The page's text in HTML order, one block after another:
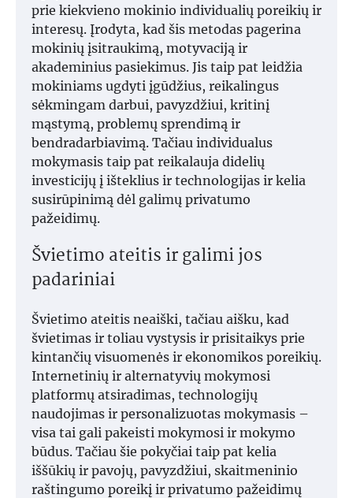
prie kiekvieno mokinio individualių poreikių ir
interesų. Įrodyta, kad šis metodas pagerina
mokinių įsitraukimą, motyvaciją ir
akademinius pasiekimus. Jis taip pat leidžia
mokiniams ugdyti įgūdžius, reikalingus
sėkmingam darbui, pavyzdžiui, kritinį
mąstymą, problemų sprendimą ir
bendradarbiavimą. Tačiau individualus
mokymasis taip pat reikalauja didelių
investicijų į išteklius ir technologijas ir kelia
susirūpinimą dėl galimų privatumo
pažeidimų.
Švietimo ateitis ir galimi jos
padariniai
Švietimo ateitis neaiški, tačiau aišku, kad
švietimas ir toliau vystysis ir prisitaikys prie
kintančių visuomenės ir ekonomikos poreikių.
Internetinių ir alternatyvių mokymosi
platformų atsiradimas, technologijų
naudojimas ir personalizuotas mokymasis –
visa tai gali pakeisti mokymosi ir mokymo
būdus. Tačiau šie pokyčiai taip pat kelia
iššūkių ir pavojų, pavyzdžiui, skaitmeninio
raštingumo poreikį ir privatumo pažeidimų